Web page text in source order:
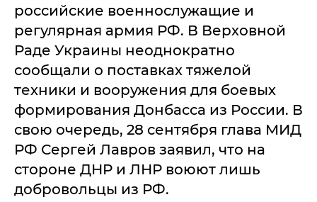
российские военнослужащие и
регулярная армия РФ. В Верховной
Раде Украины неоднократно
сообщали о поставках тяжелой
техники и вооружения для боевых
формирования Донбасса из России. В
свою очередь, 28 сентября глава МИД
РФ Сергей Лавров заявил, что на
стороне ДНР и ЛНР воюют лишь
добровольцы из РФ.